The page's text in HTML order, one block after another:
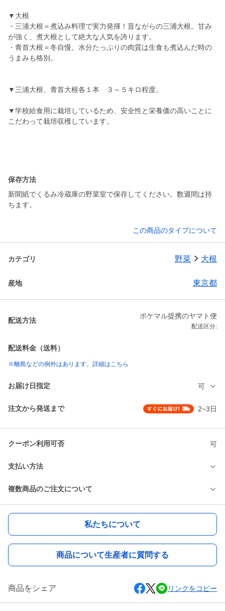
▼大根
・三浦大根＝煮込み料理で実力発揮！昔ながらの三浦大根。甘み
が強く、煮大根として絶大な人気を誇ります。
・青首大根＝冬自慢。水分たっぷりの肉質は生食も煮込んだ時の
うまみも格別。
▼三浦大根、青首大根各１本 ３～５キロ程度。
▼学校給食用に栽培しているため、安全性と栄養価の高いことに
こだわって栽培収穫しています。
保存方法
新聞紙でくるみ冷蔵庫の野菜室で保存してください。数週間は持
ちます。
この商品のタイプについて
カテゴリ 野菜 大根
産地 東京都
配送方法
ポケマル提携のヤマト便
配送区分:
配送料金（送料）
※離島などの例外はあります。詳細はこちら
お届け日指定 可
注文から発送まで 2~3日
クーポン利用可否 可
支払い方法
複数商品のご注文について
私たちについて
商品について生産者に質問する
商品をシェア リンクをコピー